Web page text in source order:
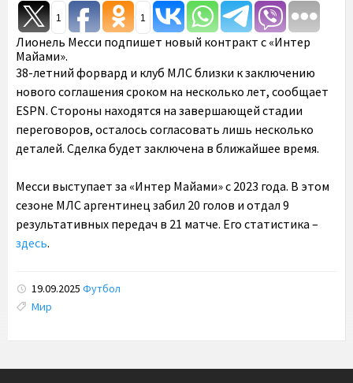
1 1
Лионель Месси подпишет новый контракт с «Интер
Майами».
38-летний форвард и клуб МЛС близки к заключению
нового соглашения сроком на несколько лет, сообщает
ESPN. Стороны находятся на завершающей стадии
переговоров, осталось согласовать лишь несколько
деталей. Сделка будет заключена в ближайшее время.
Месси выступает за «Интер Майами» с 2023 года. В этом
сезоне МЛС аргентинец забил 20 голов и отдал 9
результативных передач в 21 матче. Его статистика –
здесь.
19.09.2025 Футбол
Tags:
Мир